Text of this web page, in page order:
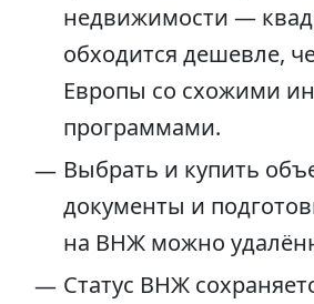
недвижимости —
обходится дешевле,
Европы со схожими
программами.
Выбрать и купить
документы и
на ВНЖ можно
Статус ВНЖ